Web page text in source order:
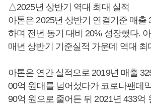
△2025년 상반기 역대 최대 실적
아톤은 2025년 상반기 연결기준 매출
하며 전년 동기 대비 20% 성장했다.
매년 상반기 기준실적 가운데 역대 최
아톤은 연간 실적으로 2019년 매출
00억 원대를 넘어섰다가 코로나팬데
90억 원으로 줄어든 뒤 2021년 433억